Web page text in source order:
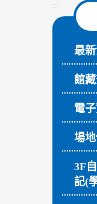
:::
最
館
電
場
3F
記(